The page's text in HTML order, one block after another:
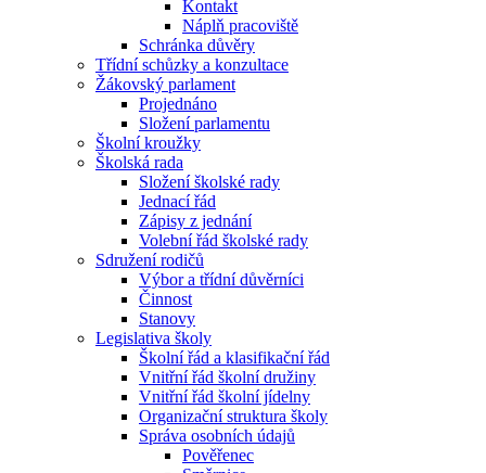
Kontakt
Náplň pracoviště
Schránka důvěry
Třídní schůzky a konzultace
Žákovský parlament
Projednáno
Složení parlamentu
Školní kroužky
Školská rada
Složení školské rady
Jednací řád
Zápisy z jednání
Volební řád školské rady
Sdružení rodičů
Výbor a třídní důvěrníci
Činnost
Stanovy
Legislativa školy
Školní řád a klasifikační řád
Vnitřní řád školní družiny
Vnitřní řád školní jídelny
Organizační struktura školy
Správa osobních údajů
Pověřenec